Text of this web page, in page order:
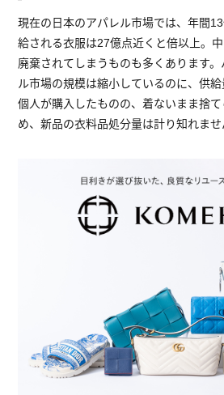
現在の日本のアパレル市場では、年間
給される衣服は27億点近くと倍以上。
廃棄されてしまうものも多くあります
ル市場の規模は縮小しているのに、供給
個人が購入したものの、着ないまま捨
め、新品の衣料品処分量は計り知れませ